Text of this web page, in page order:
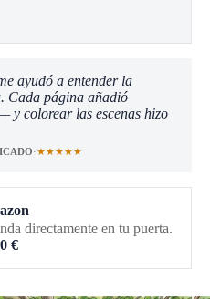
ayudó a entender la
Cada página añadió
y colorear las escenas hizo
·★★★★★
directamente en tu puerta.
€